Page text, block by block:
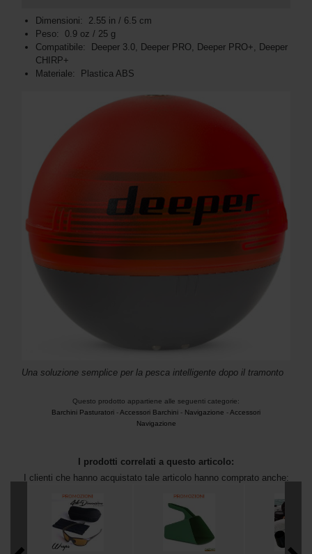
Dimensioni: 2.55 in / 6.5 cm
Peso: 0.9 oz / 25 g
Compatibile: Deeper 3.0, Deeper PRO, Deeper PRO+, Deeper
CHIRP+
Materiale: Plastica ABS
Una soluzione semplice per la pesca intelligente dopo il tramonto
Questo prodotto appartiene alle seguenti categorie:
Barchini Pasturatori -Accessori Barchini - Navigazione -Accessori
Navigazione
I prodotti correlati a questo articolo:
I clienti che hanno acquistato tale articolo hanno comprato anche: